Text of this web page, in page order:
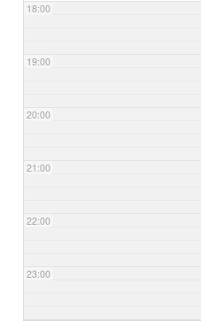
18:00
19:00
20:00
21:00
22:00
23:00